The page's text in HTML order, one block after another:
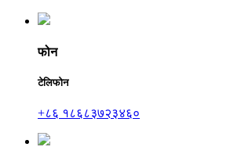
फोन
टेलिफोन
+८६ १८६८३७२३४६०